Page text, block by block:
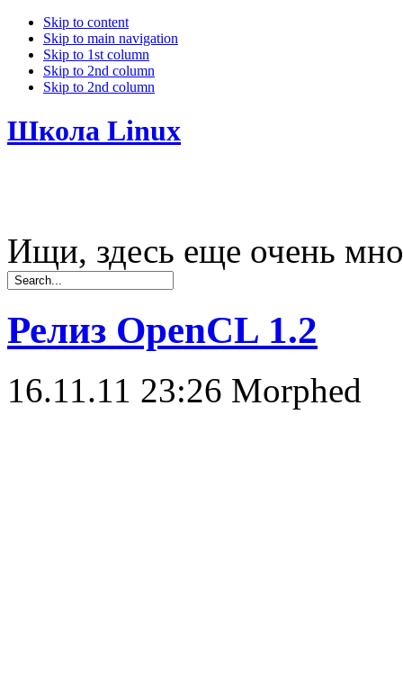
Skip to content
Skip to main navigation
Skip to 1st column
Skip to 2nd column
Skip to 2nd column
Школа Linux
Ищи, здесь еще очень
Релиз OpenCL 1.2
16.11.11 23:26 Morphed